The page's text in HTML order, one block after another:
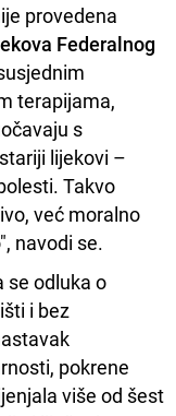
provedena
Federalnog
terapijama,
s
lijekovi –
Takvo
već moralno
navodi se.
se odluka o
i bez
pokrene
više od šest